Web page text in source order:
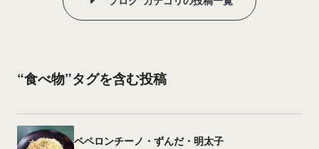
“食べ物”タグを含む投稿
ペペロンチーノ・ずんだ・明太子